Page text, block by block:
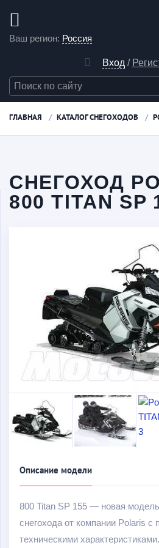
Ваш регион: Россия
Вход /
ГЛАВНАЯ КАТАЛОГ СНЕГОХОДОВ
СНЕГОХОД
800 TITAN SP
Описание модели
800 Titan SP 155 — новая модель
снегохода от компании Polaris
техническими характеристиками.